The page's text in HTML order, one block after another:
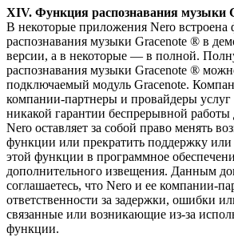
XIV. Функция распознавания музыки
В некоторые приложения Nero встроена
распознавания музыки Gracenote ® в
версии, а в некоторые — в полной.
распознавания музыки Gracenote ®
подключаемый модуль Gracenote.
компании-партнеры и провайдеры услуг
никакой гарантии беспрерывной
Nero оставляет за собой право менять
функции или прекратить поддержку или
этой функции в программное
дополнительного извещения. Данным
соглашаетесь, что Nero и ее компании-
ответственности за задержки, ошибки
связанные или возникающие из-за
функции.